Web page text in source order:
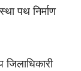
पथ निर्माण